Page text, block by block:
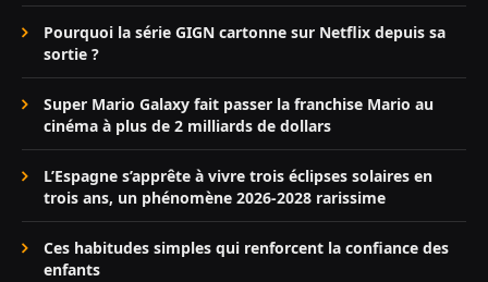
Pourquoi la série GIGN cartonne sur Netflix depuis sa
sortie ?
Super Mario Galaxy fait passer la franchise Mario au
cinéma à plus de 2 milliards de dollars
L’Espagne s’apprête à vivre trois éclipses solaires en
trois ans, un phénomène 2026-2028 rarissime
Ces habitudes simples qui renforcent la confiance des
enfants